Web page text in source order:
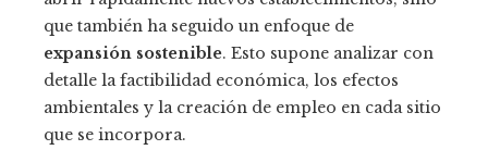
que también ha seguido un enfoque de
expansión sostenible. Esto supone analizar con
detalle la factibilidad económica, los efectos
ambientales y la creación de empleo en cada sitio
que se incorpora.